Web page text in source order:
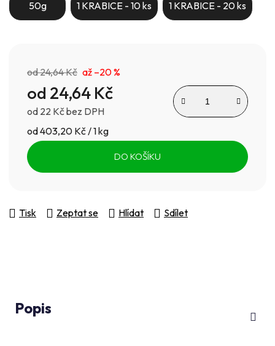
50g 1 KRABICE - 10 ks 1 KRABICE - 20 ks
od 24,64 Kč až –20 %
od 24,64 Kč
od 22 Kčbez DPH
Měrná cena:
od 403,20 Kč / 1 kg
DO KOŠÍKU
Tisk Zeptat se Hlídat Sdílet
Popis